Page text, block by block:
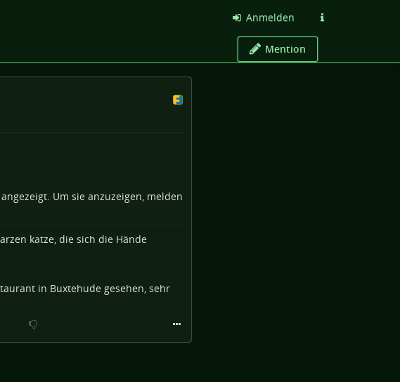
Anmelden
Mention
Um sie anzuzeigen, melden
in Buxtehude gesehen, sehr